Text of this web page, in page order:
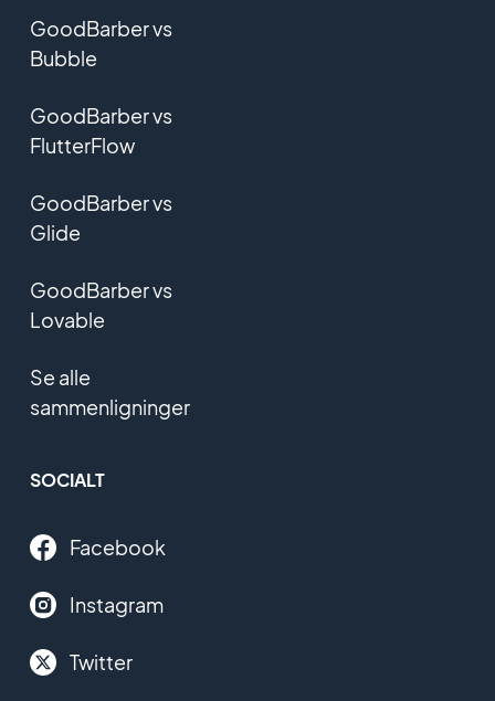
GoodBarber vs
Bubble
GoodBarber vs
FlutterFlow
GoodBarber vs
Glide
GoodBarber vs
Lovable
Se alle
sammenligninger
SOCIALT
Facebook
Instagram
Twitter